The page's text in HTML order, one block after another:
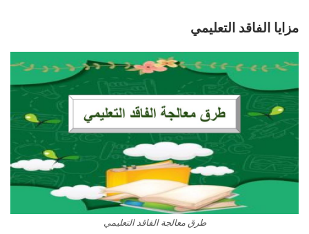
مزايا الفاقد التعليمي
طرق معالجة الفاقد التعليمي